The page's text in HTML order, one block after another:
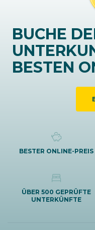
BUCHE
BESTEN
BESTER ONLINE-PREIS
ÜBER 500 GEPRÜFTE
UNTERKÜNFTE